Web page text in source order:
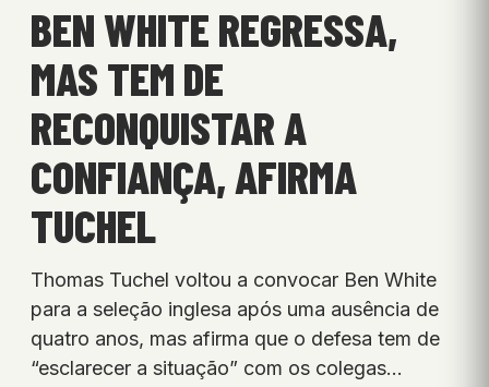
BEN WHITE REGRESSA,
MAS TEM DE
RECONQUISTAR A
CONFIANÇA, AFIRMA
TUCHEL
Thomas Tuchel voltou a convocar Ben White
para a seleção inglesa após uma ausência de
quatro anos, mas afirma que o defesa tem de
“esclarecer a situação” com os colegas…